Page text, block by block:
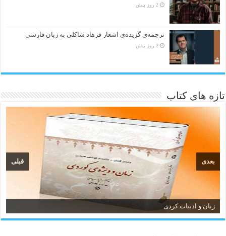
2 روز پیش
ترجمه‌ی گزیده‌‌ی اشعار فرهاد شاکلی به زبان فارسی
2 روز پیش
تازه های کتاب
زبان و ادبیات کردی
قبلی بعدی